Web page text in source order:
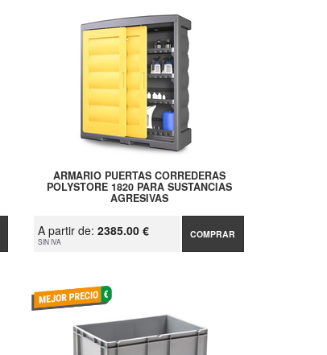
ARMARIO PUERTAS CORREDERAS
POLYSTORE 1820 PARA SUSTANCIAS
AGRESIVAS
A partir de:2385.00 €
SIN IVA
COMPRAR